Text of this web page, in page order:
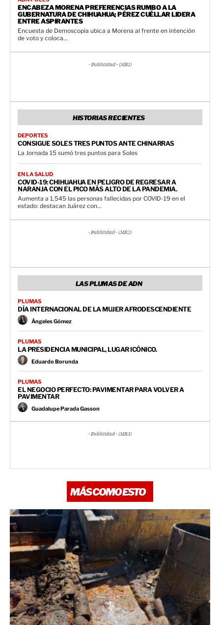
ENCABEZA MORENA PREFERENCIAS RUMBO A LA
GUBERNATURA DE CHIHUAHUA; PÉREZ CUÉLLAR LIDERA
ENTRE ASPIRANTES
Encuesta de Demoscopia ubica a Morena al frente en intención
de voto y coloca...
- Publicidad - (MR1)
HISTORIAS RECIENTES
DEPORTES
CONSIGUE SOLES TRES PUNTOS ANTE CHINARRAS
La Jornada 15 sumó tres puntos para Soles
EN LA SALUD
COVID-19: CHIHUAHUA EN PELIGRO DE REGRESAR A
NARANJA CON EL PICO MÁS ALTO DE LA PANDEMIA.
Aumenta a 1,545 las personas fallecidas por COVID-19 en el
estado: destacan Juárez con...
- Publicidad - (MR2)
LAS PLUMAS DE ADN
PLUMAS
DÍA INTERNACIONAL DE LA MUJER AFRODESCENDIENTE
Ángeles Gómez
PLUMAS
LA PRESIDENCIA MUNICIPAL, LUGAR ICÓNICO.
Eduardo Borunda
PLUMAS
EL NEGOCIO PERFECTO: PAVIMENTAR PARA VOLVER A
PAVIMENTAR
Guadalupe Parada Gasson
- Publicidad - (MR3)
MÁS COMO ESTO